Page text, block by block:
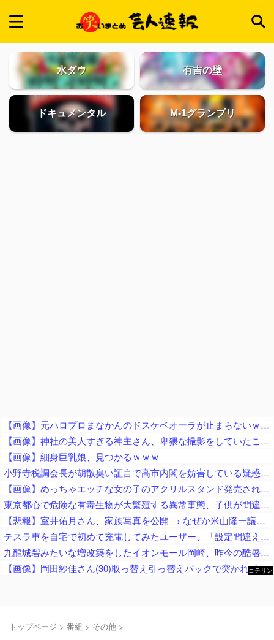
水ダウ 有吉の壁
ドキュメンタル M-1グランプリ
【画像】元ハロプロまなかんのドスケベオーラが止まらないｗｗｗｗ
【画像】神社の美人すぎる神主さん、卑猥な撮影をしていたことが判明ｗｗｗｗｗｗｗｗ
【画像】細身巨乳娘、見つかるｗｗｗ
小野寺税調会長が胡散臭い証言で高市内閣を妨害している疑惑が浮上、賛成反対の二択すら間違っていたの？
【画像】めっちゃエッチな女の子のアクリルスタンド発売されるｗｗ
東京都心で危険な有毒生物が大繁殖する異常事態、子供が間違って口にする可能性が指摘されており……
【悲報】室井佑月さん、家族写真を公開 → なぜか米山隆一議員の姿が消えてネットで話題に → 「レスバで忙しいの？」「撮影係に徹してるのか？」
テスラ車を自宅で初めて充電してみたユーザー、「設定間違えてるんですかね？？」と困惑する羽目に……
九龍城砦みたいな増改築をしたイオンモール岡崎、昨今の酷暑が直撃してしまった結果……
【画像】岡田紗佳さん(30)取っ替え引っ替えバックで突かれてしまうｗｗ
コテリン
トップページ > 番組 > その他 >